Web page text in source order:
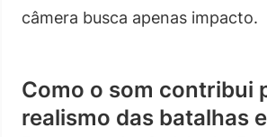
câmera busca apenas impacto.
Como o som contribui
realismo das batalhas